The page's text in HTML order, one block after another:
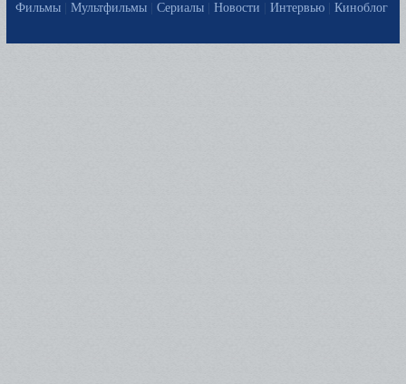
Фильмы
Мультфильмы Сериалы Новости Интервью Киноблог